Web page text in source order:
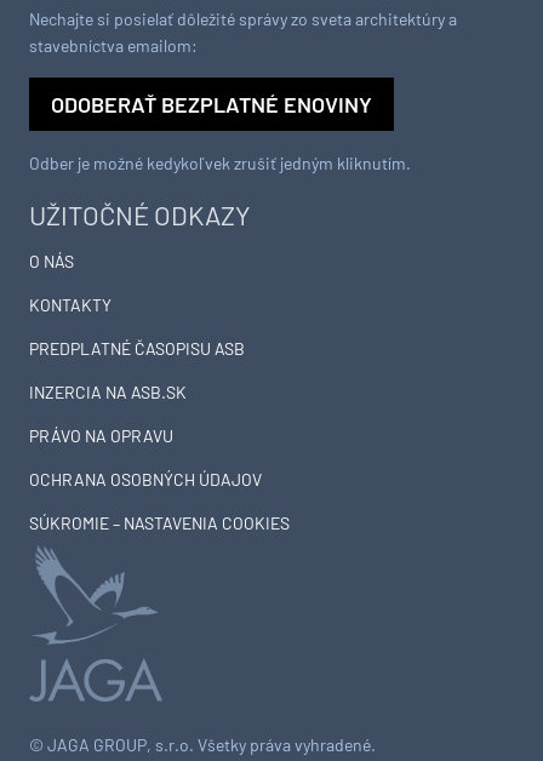
© JAGA GROUP, s.r.o. Všetky práva vyhradené.
UŽITOČNÉ ODKAZY
O NÁS
KONTAKTY
PREDPLATNÉ ČASOPISU ASB
INZERCIA NA ASB.SK
PRÁVO NA OPRAVU
OCHRANA OSOBNÝCH ÚDAJOV
SÚKROMIE – NASTAVENIA COOKIES
Nechajte si posielať dôležité správy zo sveta architektúry a
stavebníctva emailom:
ODOBERAŤ BEZPLATNÉ ENOVINY
Odber je možné kedykoľvek zrušiť jedným kliknutím.